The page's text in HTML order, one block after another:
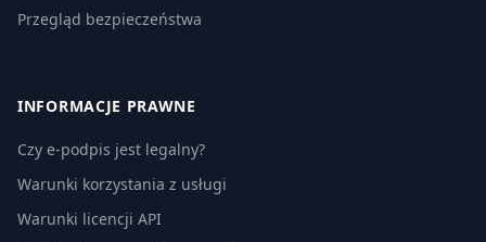
Przegląd bezpieczeństwa
INFORMACJE PRAWNE
Czy e-podpis jest legalny?
Warunki korzystania z usługi
Warunki licencji API